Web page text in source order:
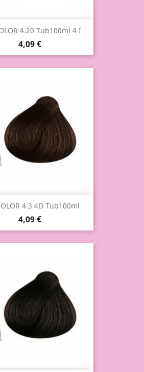
4.20 Tub100ml 4 I
4,09 €
4.3 4D Tub100ml
4,09 €